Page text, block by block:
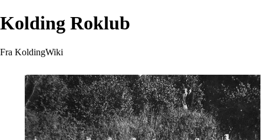
Kolding Roklub
Fra KoldingWiki